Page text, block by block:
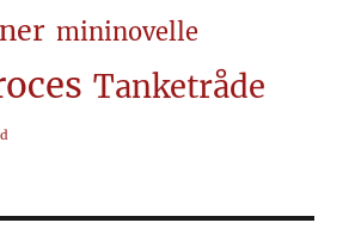
mininovelle
Tanketråde